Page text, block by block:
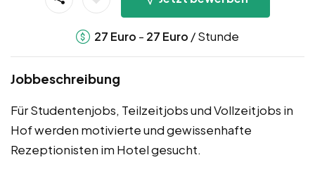
27 Euro - 27 Euro / Stunde
Jobbeschreibung
Für Studentenjobs, Teilzeitjobs und Vollzeitjobs in
Hof werden motivierte und gewissenhafte
Rezeptionisten im Hotel gesucht.